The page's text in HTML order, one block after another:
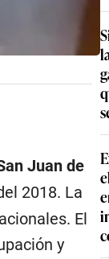
Juan de
2018. La
El
y